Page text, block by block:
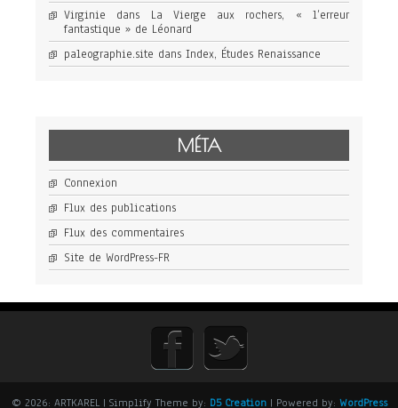
Virginie dans La Vierge aux rochers, « l’erreur
fantastique » de Léonard
paleographie.site dans Index, Études Renaissance
MÉTA
Connexion
Flux des publications
Flux des commentaires
Site de WordPress-FR
© 2026: ARTKAREL | Simplify Theme by: D5 Creation| Powered by: WordPress